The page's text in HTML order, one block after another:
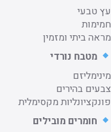
עץ טבעי
חמימות
מראה ביתי ומזמין
מטבח נורדי
מינימליזם
צבעים בהירים
פונקציונליות מקסימלית
חומרים מובילים